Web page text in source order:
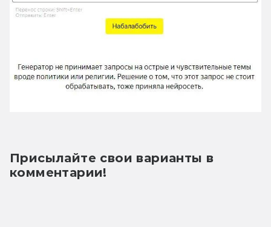
Присылайте свои варианты в
комментарии!